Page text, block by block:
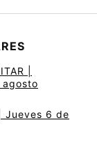
|
agosto
Jueves 6 de